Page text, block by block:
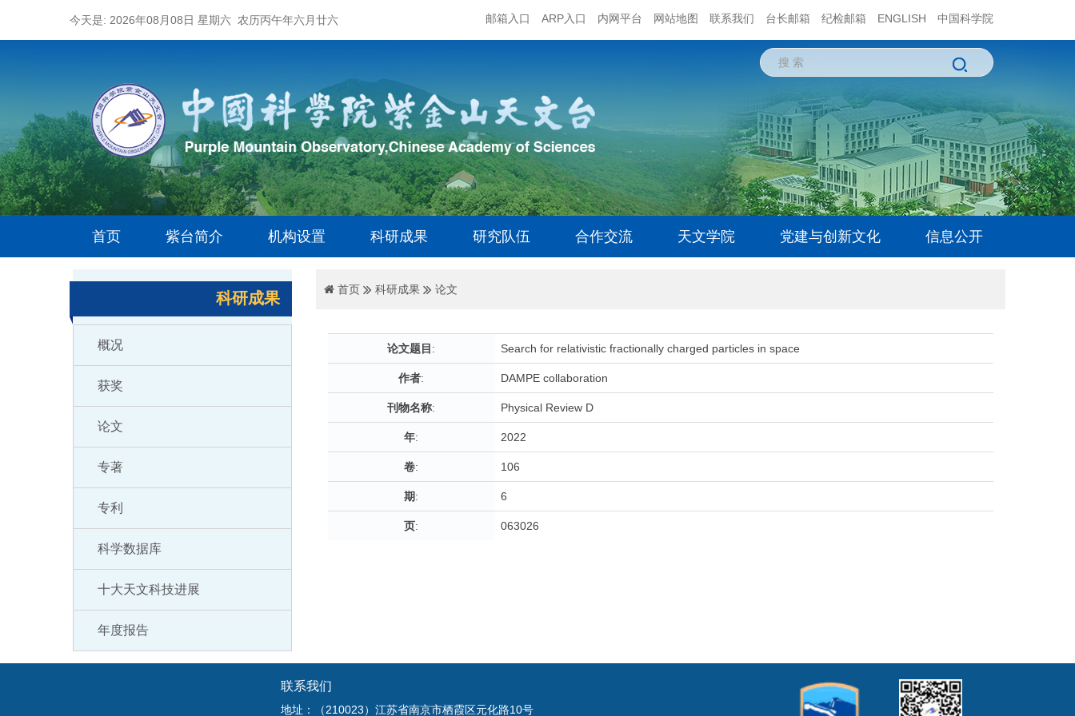
今天是: 2026年08月08日 星期六 农历丙午年六月廿六 邮箱入口 ARP入口 内网平台 网站地图 联系我们 台长邮箱 纪检邮箱 ENGLISH 中国科学院
首页 紫台简介 机构设置 科研成果 研究队伍 合作交流 天文学院 党建与创新文化 信息公开
科研成果
概况
获奖
论文
专著
专利
科学数据库
十大天文科技进展
年度报告
首页 科研成果 论文
论文题目 : Search for relativistic fractionally charged particles in space
作者: DAMPE collaboration
刊物名称: Physical Review D
年: 2022
卷: 106
期: 6
页: 063026
联系我们
地址：（210023）江苏省南京市栖霞区元化路10号